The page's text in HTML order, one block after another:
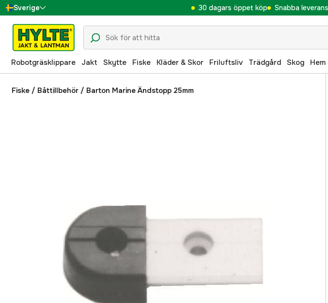
Sverige
Danmark
Suomi
Norge
Deutschland
30 dagars öppet köp Snabba
Robotgräsklippare Jakt Skytte Fiske Kläder & Skor Friluftsliv Trädgård Skog
Fiske / Båttillbehör / Barton Marine Ändstopp 25mm